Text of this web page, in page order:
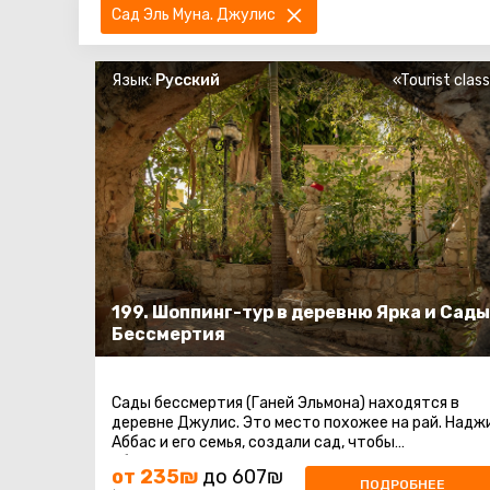
Сад Эль Муна. Джулис
199. Шоппинг-тур в деревню Ярка и Сады
Бессмертия
Язык:Русский «Tourist
Сады бессмертия (Ганей Эльмона) находятся в
деревне Джулис. Это место похожее на рай.
Аббас и его семья, создали сад, чтобы
обессмертить память о своих родителях ...
от 235₪ до 607₪ ПОДРОБНЕЕ